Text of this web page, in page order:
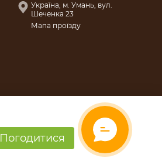
Україна, м. Умань, вул.
Шеченка 23
Мапа проїзду
Погодитися